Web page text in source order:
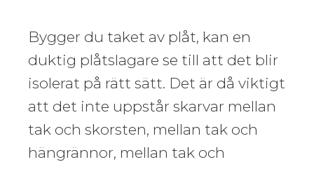
Bygger du taket av plåt, kan en
duktig plåtslagare se till att det blir
isolerat på rätt sätt. Det är då viktigt
att det inte uppstår skarvar mellan
tak och skorsten, mellan tak och
hängrännor, mellan tak och